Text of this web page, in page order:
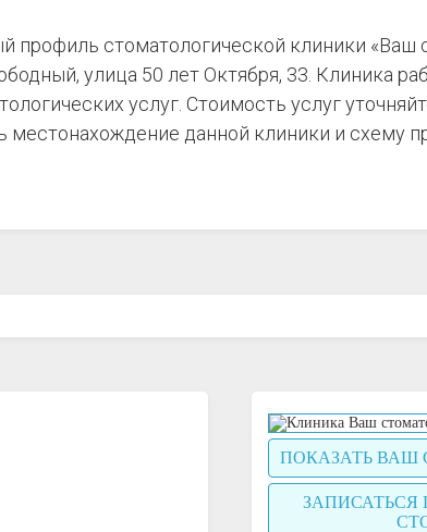
профиль стоматологической клиники «Ваш
улица 50 лет Октября, 33. Клиника
услуг. Стоимость услуг
данной клиники и схему
ПОКАЗАТЬ ВАШ